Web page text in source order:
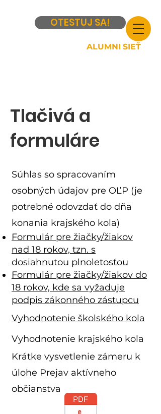
OTESTUJ SA!
ALUMNI SIEŤ
Súhlas so spracovaním
osobných údajov pre OĽP (je
potrebné odovzdať do dňa
konania krajského kola)
Formulár pre žiačky/žiakov
nad 18 rokov, tzn. s
dosiahnutou plnoletosťou
Formulár pre žiačky/žiakov do
18 rokov, kde sa vyžaduje
podpis zákonného zástupcu
Vyhodnotenie školského kola
Vyhodnotenie krajského kola
Krátke vysvetlenie zámeru k
úlohe Prejav aktívneho
občianstva
Tlačivá a
formuláre